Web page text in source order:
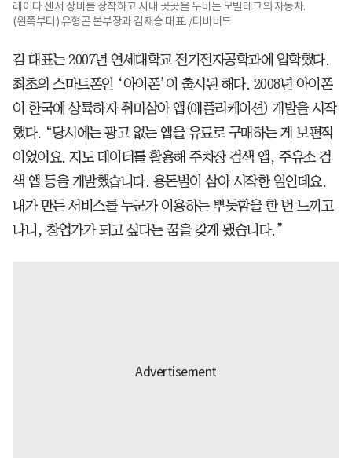
레이다 센서 장비를 장착하고 시내 곳곳을 누비는 모빌테크의 자동차.
(왼쪽부터) 유형곤 본부장과 김재승 대표. /더비비드
김 대표는 2007년 연세대학교 전기전자공학과에 입학했다.
최초의 스마트폰인 ‘아이폰’이 출시된 해다. 2008년 아이폰
이 한국에 상륙하자 취미삼아 앱(애플리케이션) 개발을 시작
했다. “당시에는 광고 없는 앱을 유료로 구매하는 게 보편적
이었어요. 지도 데이터를 활용해 주차장 검색 앱, 주유소 검
색 앱 등을 개발했습니다. 용돈벌이 삼아 시작한 일인데요.
내가 만든 서비스를 누군가 이용하는 뿌듯함을 한 번 느끼고
나니, 창업가가 되고 싶다는 꿈을 갖게 됐습니다.”